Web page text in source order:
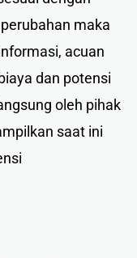
maka
acuan
dan potensi
oleh pihak
saat ini